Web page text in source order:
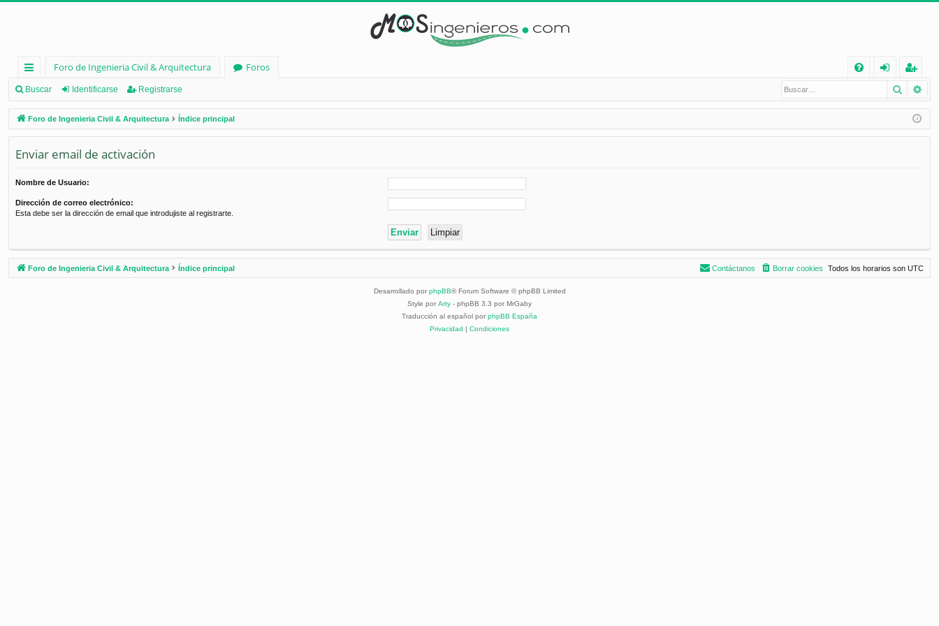
nl
ac
es
rá
os
Foro de Ingenieria Civil & Arquitectura
Foros
Q
nt
ifi
eg
ist
ra
Buscar Identificarse Registrarse Buscar
Foro de Ingenieria Civil & Arquitectura Índice principal
Enviar email de activación
Nombre de Usuario:
Dirección de correo electrónico:
Esta debe ser la dirección de email que introdujiste al registrarte.
Foro de Ingenieria Civil & Arquitectura Índice principal Todos los horarios son UTC
Borrar cookies
Contáctanos
Desarrollado por phpBB® Forum Software © phpBB Limited
Style por Arty - phpBB 3.3 por MrGaby
Traducción al español por phpBB España
Privacidad | Condiciones